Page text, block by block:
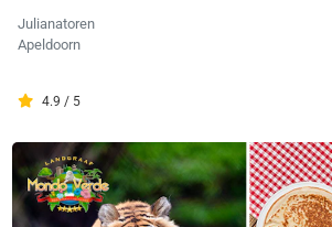
Julianatoren
Apeldoorn
4.9 / 5